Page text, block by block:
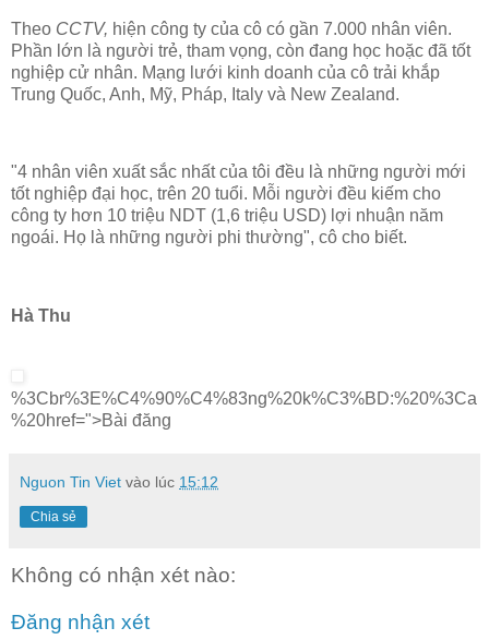
Theo CCTV, hiện công ty của cô có gần 7.000 nhân viên.
Phần lớn là người trẻ, tham vọng, còn đang học hoặc đã tốt
nghiệp cử nhân. Mạng lưới kinh doanh của cô trải khắp
Trung Quốc, Anh, Mỹ, Pháp, Italy và New Zealand.
"4 nhân viên xuất sắc nhất của tôi đều là những người mới
tốt nghiệp đại học, trên 20 tuổi. Mỗi người đều kiếm cho
công ty hơn 10 triệu NDT (1,6 triệu USD) lợi nhuận năm
ngoái. Họ là những người phi thường", cô cho biết.
Hà Thu
%3Cbr%3E%C4%90%C4%83ng%20k%C3%BD:%20%3Ca
%20href=">Bài đăng
Nguon Tin Viet vào lúc 15:12
Chia sẻ
Không có nhận xét nào:
Đăng nhận xét